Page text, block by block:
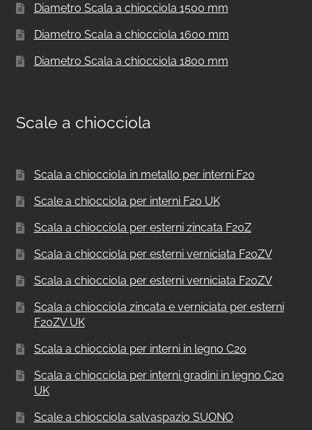
Diametro Scala a chiocciola 1500 mm
Diametro Scala a chiocciola 1600 mm
Diametro Scala a chiocciola 1800 mm
Scale a chiocciola
Scala a chiocciola in metallo per interni F20
Scale a chiocciola per interni F20 UK
Scala a chiocciola per esterni zincata F20Z
Scala a chiocciola per esterni verniciata F20ZV
Scala a chiocciola per esterni verniciata F20ZV
Scala a chiocciola zincata e verniciata per esterni
F20ZV UK
Scala a chiocciola per interni in legno C20
Scala a chiocciola per interni gradini in legno C20
UK
Scale a chiocciola salvaspazio SUONO